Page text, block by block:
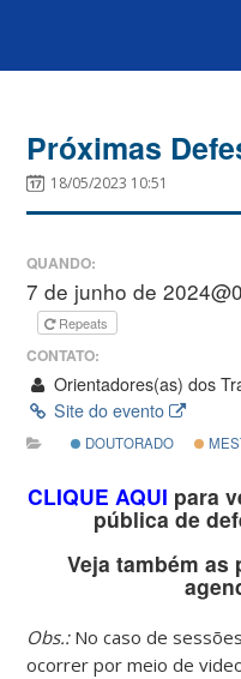
Próximas
18/05/2023 10:51
QUANDO:
7 de junho de
Repeats
CONTATO:
Orientadores(as) dos
Site do evento
DOUTORADO
CLIQUE AQUI para
pública de
Veja também as
Obs.:No caso de
ocorrer por meio de